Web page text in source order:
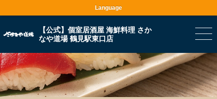
【公式】個室居酒屋 海鮮料理 さか
なや道場 鶴見駅東口店
Language